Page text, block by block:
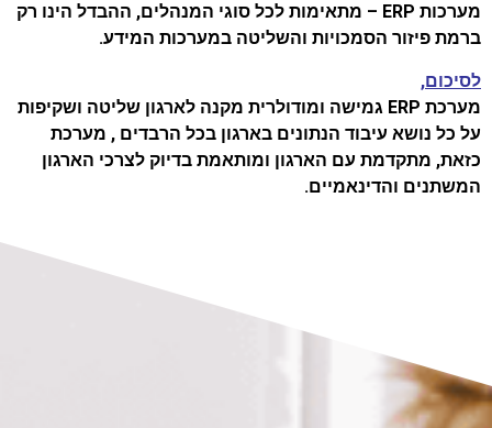
מערכות ERP – מתאימות לכל סוגי המנהלים, ההבדל הינו רק
ברמת פיזור הסמכויות והשליטה במערכות המידע.
לסיכום,
מערכת ERP גמישה ומודולרית מקנה לארגון שליטה ושקיפות
על כל נושא עיבוד הנתונים בארגון בכל הרבדים , מערכת
כזאת, מתקדמת עם הארגון ומותאמת בדיוק לצרכי הארגון
המשתנים והדינאמיים.